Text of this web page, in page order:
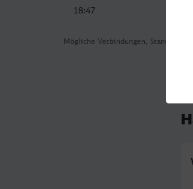
Mögliche Verbindungen, Stand: 2026-
18:47